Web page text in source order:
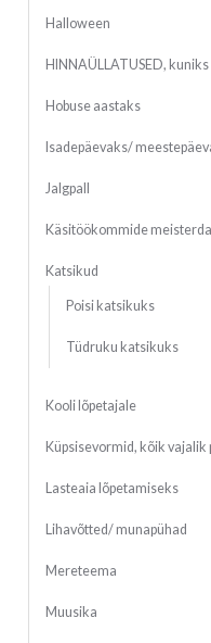
Halloween
HINNAÜLLATUSED,
Hobuse aastaks
Isadepäevaks/
Jalgpall
Käsitöökommide
Katsikud
Poisi katsikuks
Tüdruku katsikuks
Kooli lõpetajale
Küpsisevormid, kõik
Lasteaia lõpetamiseks
Lihavõtted/ munapühad
Mereteema
Muusika